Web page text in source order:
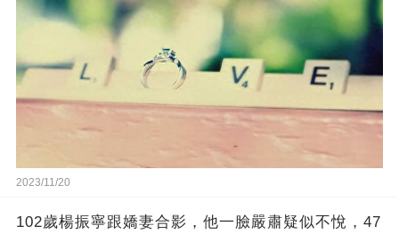
2023/11/20
102歲楊振寧跟嬌妻合影，他一臉嚴肅疑似不悅，47